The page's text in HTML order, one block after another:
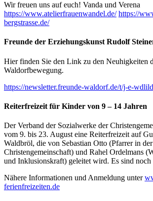
Wir freuen uns auf euch! Vanda und Verena
https://www.atelierfrauenwandel.de/ https://
bergstrasse.de/
Freunde der Erziehungskunst Rudolf
Hier finden Sie den Link zu den Neuhigkeiten
Waldorfbewegung.
https://newsletter.freunde-waldorf.de/t/j-e-
Reiterfreizeit für Kinder von 9 – 14 Jahren
Der Verband der Sozialwerke der
vom 9. bis 23. August eine Reiterfreizeit auf
Waldbröl, die von Sebastian Otto (Pfarrer in der
Christengemeinschaft) und Rahel Ordelmans
und Inklusionskraft) geleitet wird. Es sind noch
Nähere Informationen und Anmeldung unter
ferienfreizeiten.de